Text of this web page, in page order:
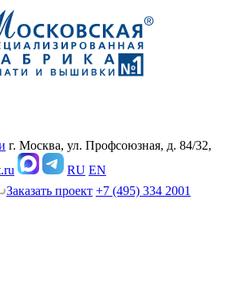
г. Москва, ул. Профсоюзная, д. 84/32,
RU EN
Заказать проект +7 (495) 334 2001